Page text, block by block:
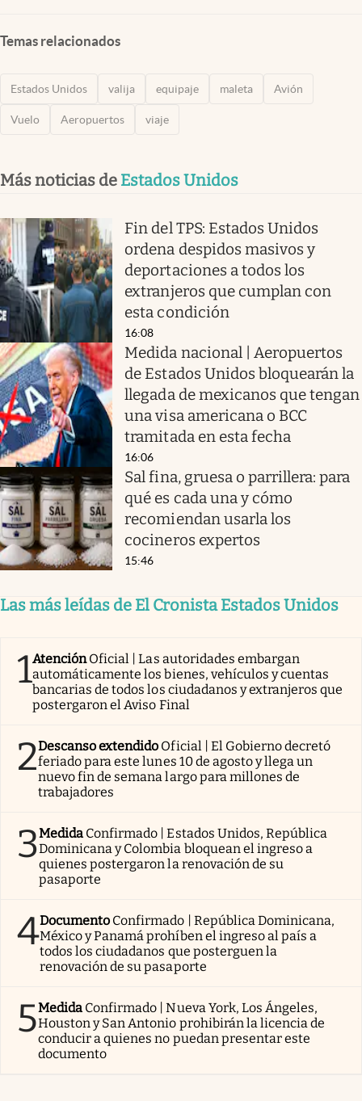
Temas relacionados
Estados Unidos valija equipaje maleta Avión
Vuelo Aeropuertos viaje
Más noticias de Estados Unidos
Fin del TPS: Estados Unidos
ordena despidos masivos y
deportaciones a todos los
extranjeros que cumplan con
esta condición
16:08
Medida nacional | Aeropuertos
de Estados Unidos bloquearán la
llegada de mexicanos que tengan
una visa americana o BCC
tramitada en esta fecha
16:06
Sal fina, gruesa o parrillera: para
qué es cada una y cómo
recomiendan usarla los
cocineros expertos
15:46
Las más leídas de El Cronista Estados Unidos
1AtenciónOficial | Las autoridades embargan
automáticamente los bienes, vehículos y cuentas
bancarias de todos los ciudadanos y extranjeros que
postergaron el Aviso Final
2Descanso extendido Oficial | El Gobierno decretó
feriado para este lunes 10 de agosto y llega un
nuevo fin de semana largo para millones de
trabajadores
3Medida Confirmado | Estados Unidos, República
Dominicana y Colombia bloquean el ingreso a
quienes postergaron la renovación de su
pasaporte
4Documento Confirmado | República Dominicana,
México y Panamá prohíben el ingreso al país a
todos los ciudadanos que posterguen la
renovación de su pasaporte
5Medida Confirmado | Nueva York, Los Ángeles,
Houston y San Antonio prohibirán la licencia de
conducir a quienes no puedan presentar este
documento